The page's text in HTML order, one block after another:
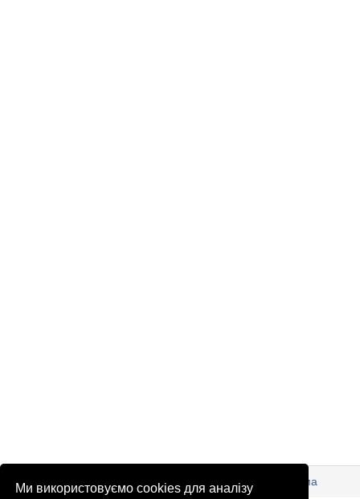
Ми використовуємо cookies для аналізу
© Патріоти України 2026 Правова інформація Реклама